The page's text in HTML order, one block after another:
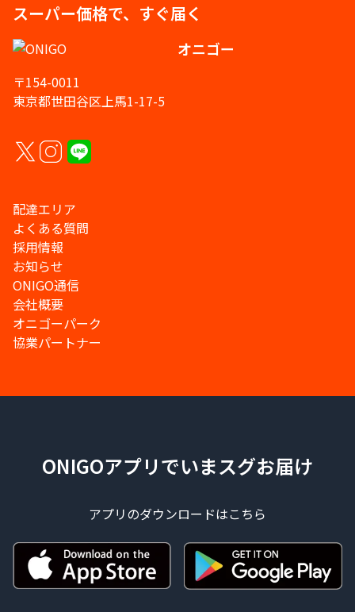
スーパー価格で、すぐ届く
オニゴー
〒154-0011
東京都世田谷区上馬1-17-5
配達エリア
よくある質問
採用情報
お知らせ
ONIGO通信
会社概要
オニゴーパーク
協業パートナー
ONIGOアプリでいまスグお届け
アプリのダウンロードはこちら